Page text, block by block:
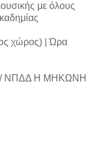
με όλους
χώρος) | Ώρα
/ ΝΠΔΔ Η ΜΗΚΩΝΗ